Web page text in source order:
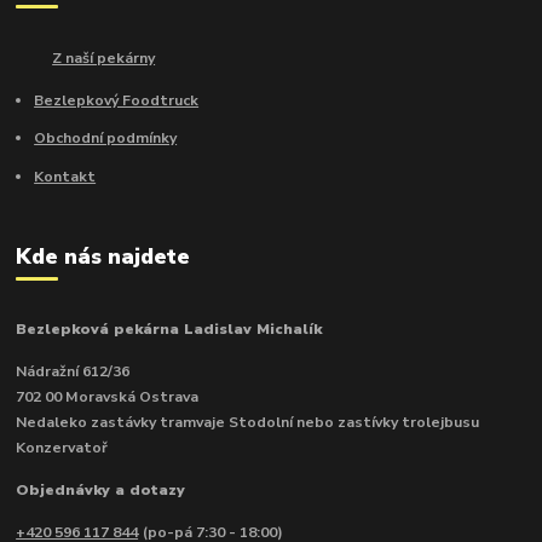
Z naší pekárny
Bezlepkový Foodtruck
Obchodní podmínky
Kontakt
Kde nás najdete
Bezlepková pekárna Ladislav Michalík
Nádražní 612/36
702 00 Moravská Ostrava
Nedaleko zastávky tramvaje Stodolní nebo zastívky trolejbusu
Konzervatoř
Objednávky a dotazy
+420 596 117 844 (po-pá 7:30 - 18:00)